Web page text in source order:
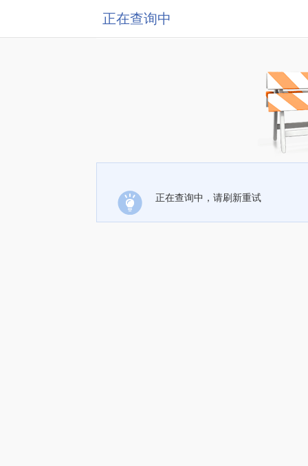
正在查询中
正在查询中，请刷新重试